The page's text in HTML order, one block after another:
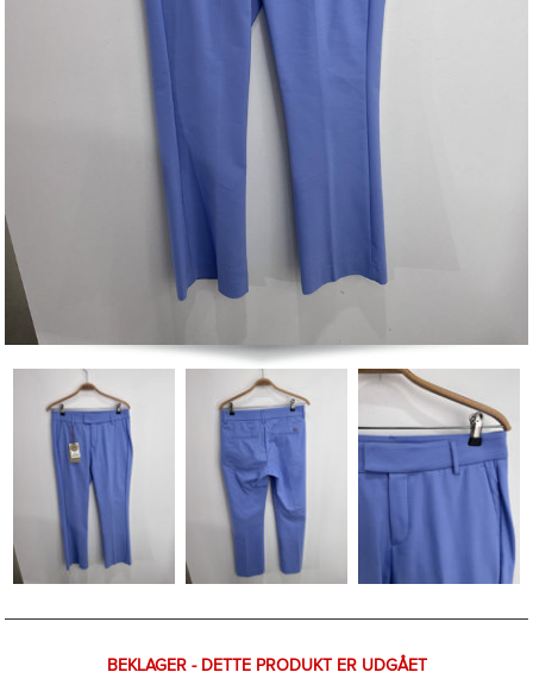
BEKLAGER - DETTE PRODUKT ER UDGÅET